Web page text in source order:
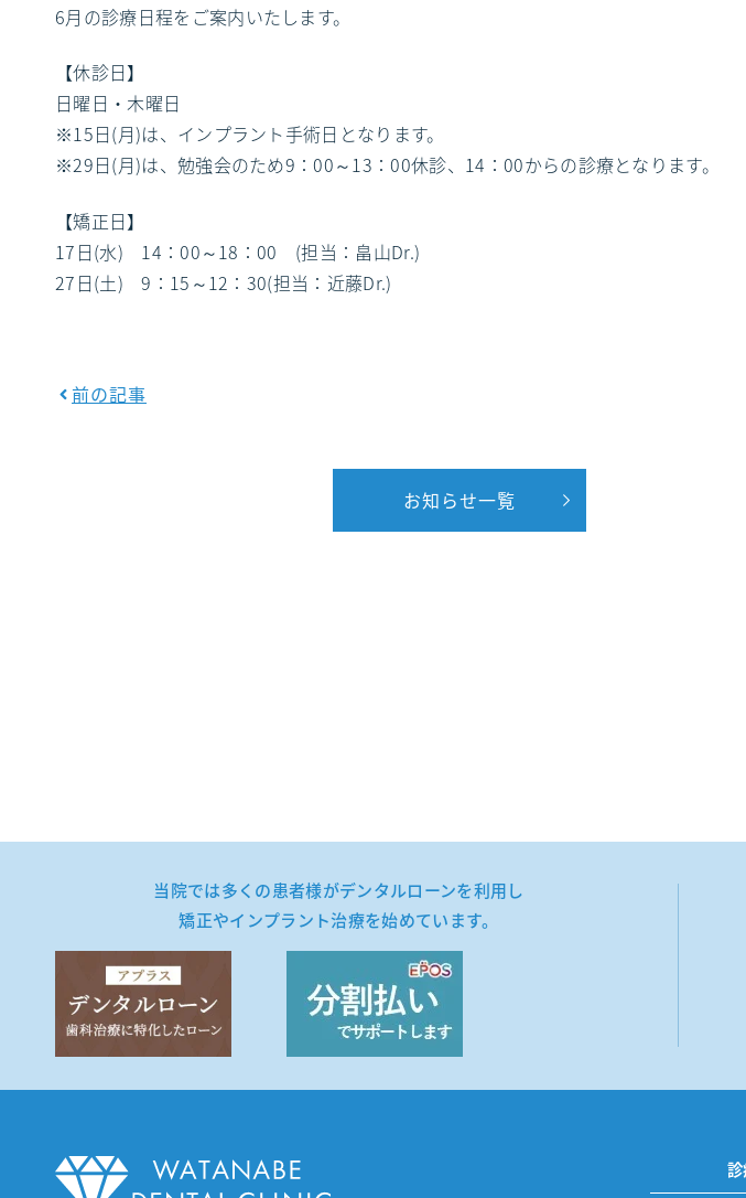
6月の診療日程をご案内いたします。
【休診日】
日曜日・木曜日
※15日(月)は、インプラント手術日となります。
※29日(月)は、勉強会のため9：00～13：00休診、14：00からの診療となります。
【矯正日】
17日(水) 14：00～18：00 (担当：畠山Dr.)
27日(土) 9：15～12：30(担当：近藤Dr.)
前の記事
お知らせ一覧
当院では多くの患者様がデンタルローンを利用し
矯正やインプラント治療を始めています。